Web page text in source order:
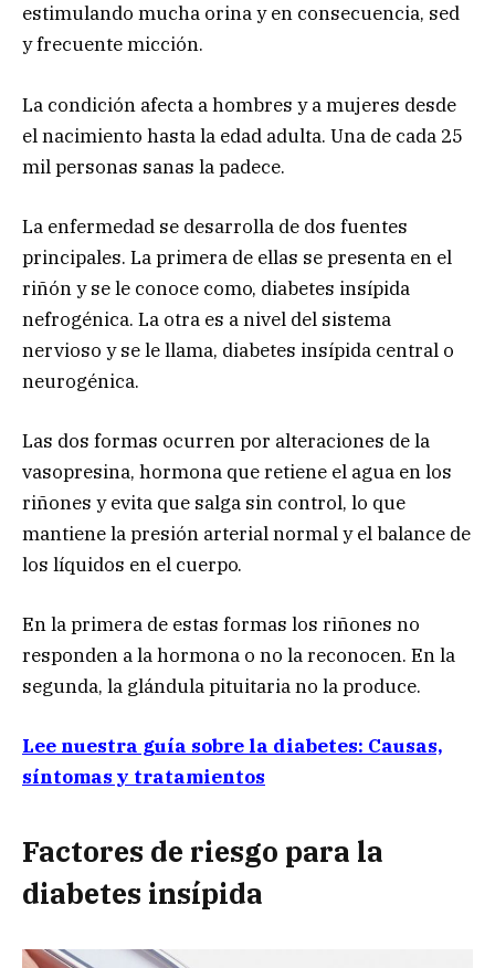
estimulando mucha orina y en consecuencia, sed
y frecuente micción.
La condición afecta a hombres y a mujeres desde
el nacimiento hasta la edad adulta. Una de cada 25
mil personas sanas la padece.
La enfermedad se desarrolla de dos fuentes
principales. La primera de ellas se presenta en el
riñón y se le conoce como, diabetes insípida
nefrogénica. La otra es a nivel del sistema
nervioso y se le llama, diabetes insípida central o
neurogénica.
Las dos formas ocurren por alteraciones de la
vasopresina, hormona que retiene el agua en los
riñones y evita que salga sin control, lo que
mantiene la presión arterial normal y el balance de
los líquidos en el cuerpo.
En la primera de estas formas los riñones no
responden a la hormona o no la reconocen. En la
segunda, la glándula pituitaria no la produce.
Lee nuestra guía sobre la diabetes: Causas,
síntomas y tratamientos
Factores de riesgo para la
diabetes insípida